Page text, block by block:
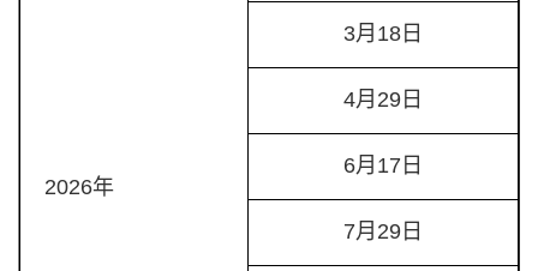
2026年
3月18日
4月29日
6月17日
7月29日